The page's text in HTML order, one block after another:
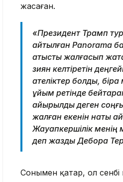
жасаған.
«Президент Трамп
айтылған Panorama
қатысты жалғасып
зиян келтіретін
қателіктер болды,
ұйым ретінде
айырылды деген
жалған екенін нақты
Жауапкершілік
деп жазды Дебора
Сонымен қатар, ол сенбі